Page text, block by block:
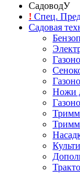
СадоводУ
! Спец.
Садовая
Ножи